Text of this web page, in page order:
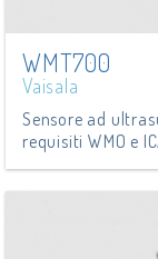
WMT700
Vaisala
Sensore ad
requisiti WMO e